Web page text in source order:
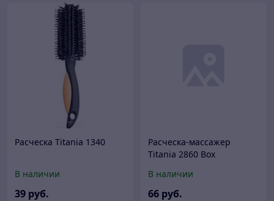
Расческа Titania 1340
В наличии
39 руб.
Расческа-массажер
Titania 2860 Box
В наличии
66 руб.